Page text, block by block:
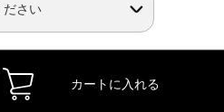
カートに入れる